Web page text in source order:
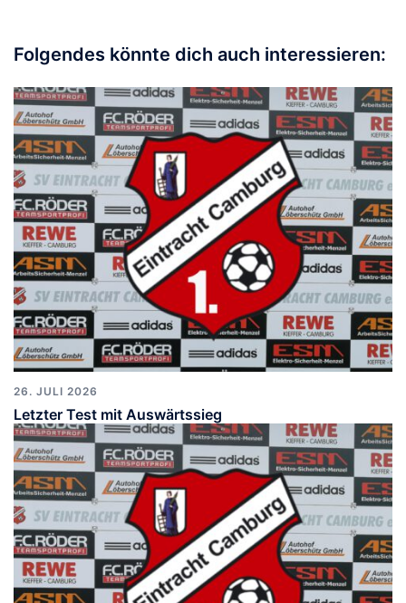
Folgendes könnte dich auch interessieren:
26. JULI 2026
Letzter Test mit Auswärtssieg